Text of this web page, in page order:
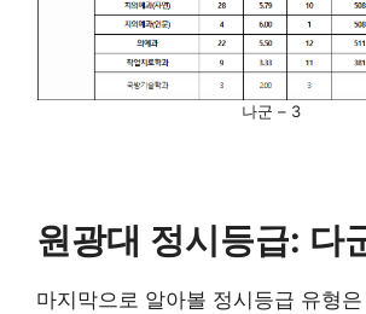
나군 – 3
원광대 정시등급: 다
마지막으로 알아볼 정시등급 유형